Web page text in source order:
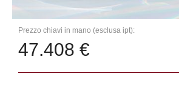
Prezzo chiavi in mano (esclusa ipt):
47.408 €